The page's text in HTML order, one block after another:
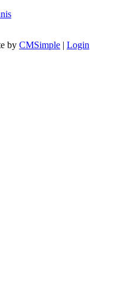
by CMSimple | Login